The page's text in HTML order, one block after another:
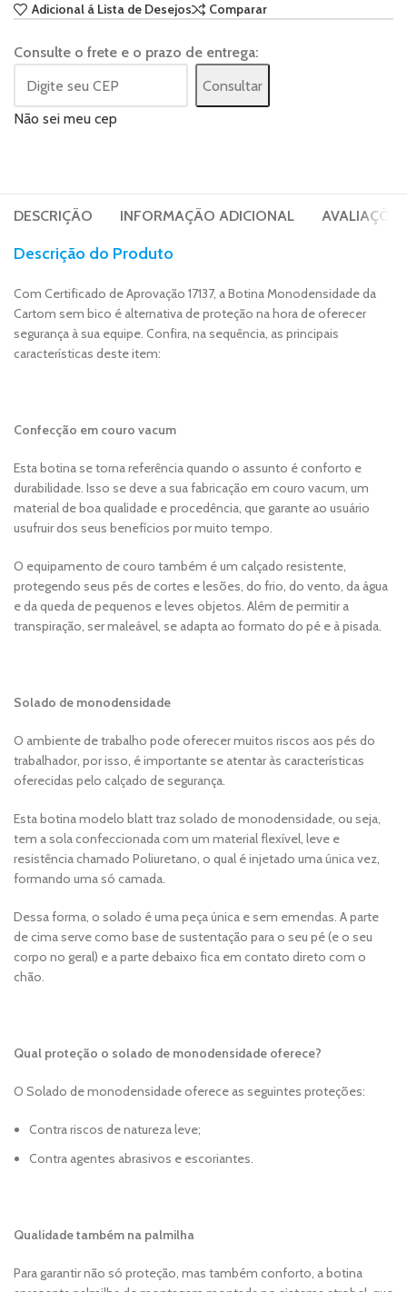
Adicional á Lista de Desejos Comparar
Consulte o frete e o prazo de entrega:
Consultar
Não sei meu cep
DESCRIÇÃO INFORMAÇÃO ADICIONAL
Descrição do Produto
Com Certificado de Aprovação 17137, a Botina Monodensidade da
Cartom sem bico é alternativa de proteção na hora de oferecer
segurança à sua equipe. Confira, na sequência, as principais
características deste item:
Confecção em couro vacum
Esta botina se torna referência quando o assunto é conforto e
durabilidade. Isso se deve a sua fabricação em couro vacum, um
material de boa qualidade e procedência, que garante ao usuário
usufruir dos seus benefícios por muito tempo.
O equipamento de couro também é um calçado resistente,
protegendo seus pés de cortes e lesões, do frio, do vento, da água
e da queda de pequenos e leves objetos. Além de permitir a
transpiração, ser maleável, se adapta ao formato do pé e à pisada.
Solado de monodensidade
O ambiente de trabalho pode oferecer muitos riscos aos pés do
trabalhador, por isso, é importante se atentar às características
oferecidas pelo calçado de segurança.
Esta botina modelo blatt traz solado de monodensidade, ou seja,
tem a sola confeccionada com um material flexível, leve e
resistência chamado Poliuretano, o qual é injetado uma única vez,
formando uma só camada.
Dessa forma, o solado é uma peça única e sem emendas. A parte
de cima serve como base de sustentação para o seu pé (e o seu
corpo no geral) e a parte debaixo fica em contato direto com o
chão.
Qual proteção o solado de monodensidade oferece?
O Solado de monodensidade oferece as seguintes proteções:
Contra riscos de natureza leve;
Contra agentes abrasivos e escoriantes.
Qualidade também na palmilha
Para garantir não só proteção, mas também conforto, a botina